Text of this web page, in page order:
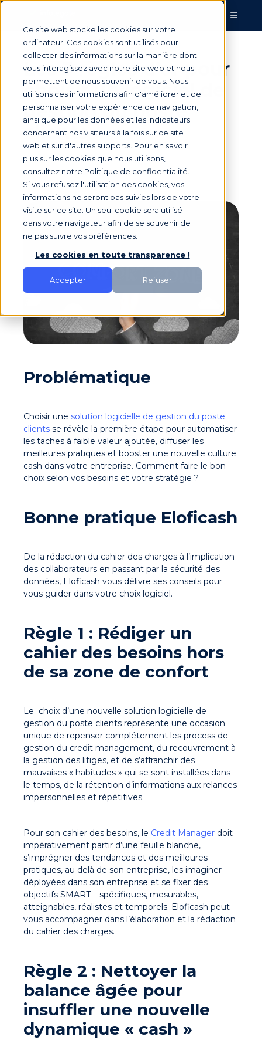
Ce site web stocke les cookies sur votre
ordinateur. Ces cookies sont utilisés pour
collecter des informations sur la manière dont
vous interagissez avec notre site web et nous
permettent de nous souvenir de vous. Nous
utilisons ces informations afin d'améliorer et de
personnaliser votre expérience de navigation,
ainsi que pour les données et les indicateurs
concernant nos visiteurs à la fois sur ce site
web et sur d'autres supports. Pour en savoir
plus sur les cookies que nous utilisons,
consultez notre Politique de confidentialité.
Si vous refusez l'utilisation des cookies, vos
informations ne seront pas suivies lors de votre
visite sur ce site. Un seul cookie sera utilisé
dans votre navigateur afin de se souvenir de
ne pas suivre vos préférences.
Les cookies en toute transparence !
Accepter Refuser
Les 3 règles d’or pour
choisir un logiciel de
gestion du poste
clients
ParMarie Saunierle 20 janv. 2023, 11:45:00
Problématique
Choisir une solution logicielle de gestion du poste
clients se révèle la première étape pour automatiser
les taches à faible valeur ajoutée, diffuser les
meilleures pratiques et booster une nouvelle culture
cash dans votre entreprise. Comment faire le bon
choix selon vos besoins et votre stratégie ?
Bonne pratique Eloficash
De la rédaction du cahier des charges à l’implication
des collaborateurs en passant par la sécurité des
données, Eloficash vous délivre ses conseils pour
vous guider dans votre choix logiciel.
Règle 1 : Rédiger un
cahier des besoins hors
de sa zone de confort
Le choix d’une nouvelle solution logicielle de
gestion du poste clients représente une occasion
unique de repenser complétement les process de
gestion du credit management, du recouvrement à
la gestion des litiges, et de s’affranchir des
mauvaises « habitudes » qui se sont installées dans
le temps, de la rétention d’informations aux relances
impersonnelles et répétitives.
Pour son cahier des besoins, le Credit Manager doit
impérativement partir d’une feuille blanche,
s’imprégner des tendances et des meilleures
pratiques, au delà de son entreprise, les imaginer
déployées dans son entreprise et se fixer des
objectifs SMART – spécifiques, mesurables,
atteignables, réalistes et temporels. Eloficash peut
vous accompagner dans l’élaboration et la rédaction
du cahier des charges.
Règle 2 : Nettoyer la
balance âgée pour
insuffler une nouvelle
dynamique « cash »